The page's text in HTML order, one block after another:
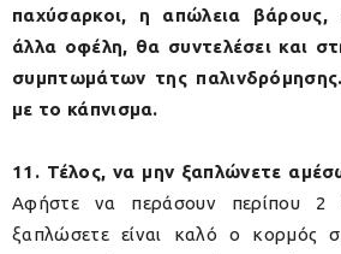
παχύσαρκοι, η απώλεια
άλλα οφέλη, θα συντελέσει και
συμπτωμάτων της
με το κάπνισμα.
11. Τέλος, να μην ξαπλώνετε
Αφήστε να περάσουν περίπου 2
ξαπλώσετε είναι καλό ο κορμός